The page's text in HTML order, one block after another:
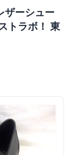
ーシュー
トラボ！ 東